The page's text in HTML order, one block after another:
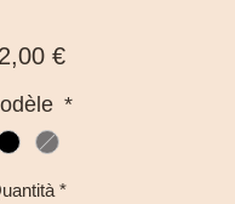
€Prezzo
*
*